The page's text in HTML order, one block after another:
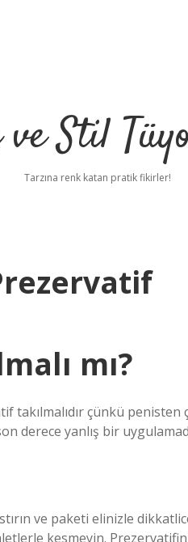
ve Stil
Tarzına renk katan pratik fikirler!
mı?
çünkü penisten
derece yanlış bir
ve paketi elinizle
kesmeyin. Prezervatifin